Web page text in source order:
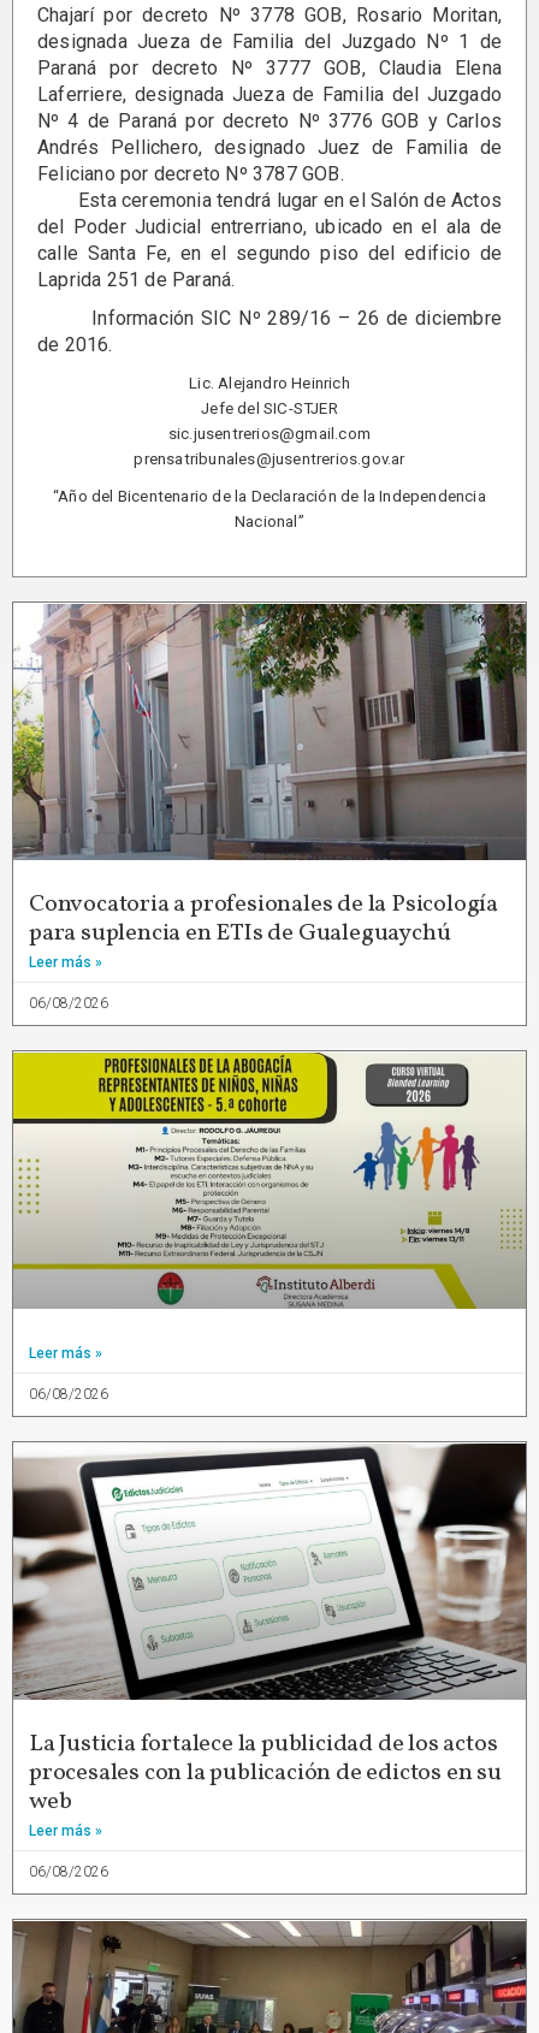
Chajarí por decreto Nº 3778 GOB, Rosario Moritan,
designada Jueza de Familia del Juzgado Nº 1 de
Paraná por decreto Nº 3777 GOB, Claudia Elena
Laferriere, designada Jueza de Familia del Juzgado
Nº 4 de Paraná por decreto Nº 3776 GOB y Carlos
Andrés Pellichero, designado Juez de Familia de
Feliciano por decreto Nº 3787 GOB.
Esta ceremonia tendrá lugar en el Salón de Actos
del Poder Judicial entrerriano, ubicado en el ala de
calle Santa Fe, en el segundo piso del edificio de
Laprida 251 de Paraná.
Información SIC Nº 289/16 – 26 de diciembre
de 2016.
Lic. Alejandro Heinrich
Jefe del SIC-STJER
sic.jusentrerios@gmail.com
prensatribunales@jusentrerios.gov.ar
“Año del Bicentenario de la Declaración de la Independencia
Nacional”
Convocatoria a profesionales de la Psicología
para suplencia en ETIs de Gualeguaychú
Leer más »
06/08/2026
Leer más »
06/08/2026
La Justicia fortalece la publicidad de los actos
procesales con la publicación de edictos en su
web
Leer más »
06/08/2026